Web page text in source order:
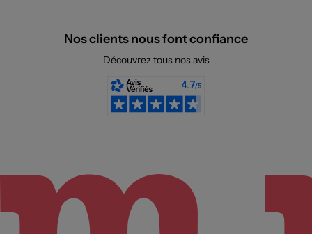
Nos clients nous font confiance
Découvrez tous nos avis